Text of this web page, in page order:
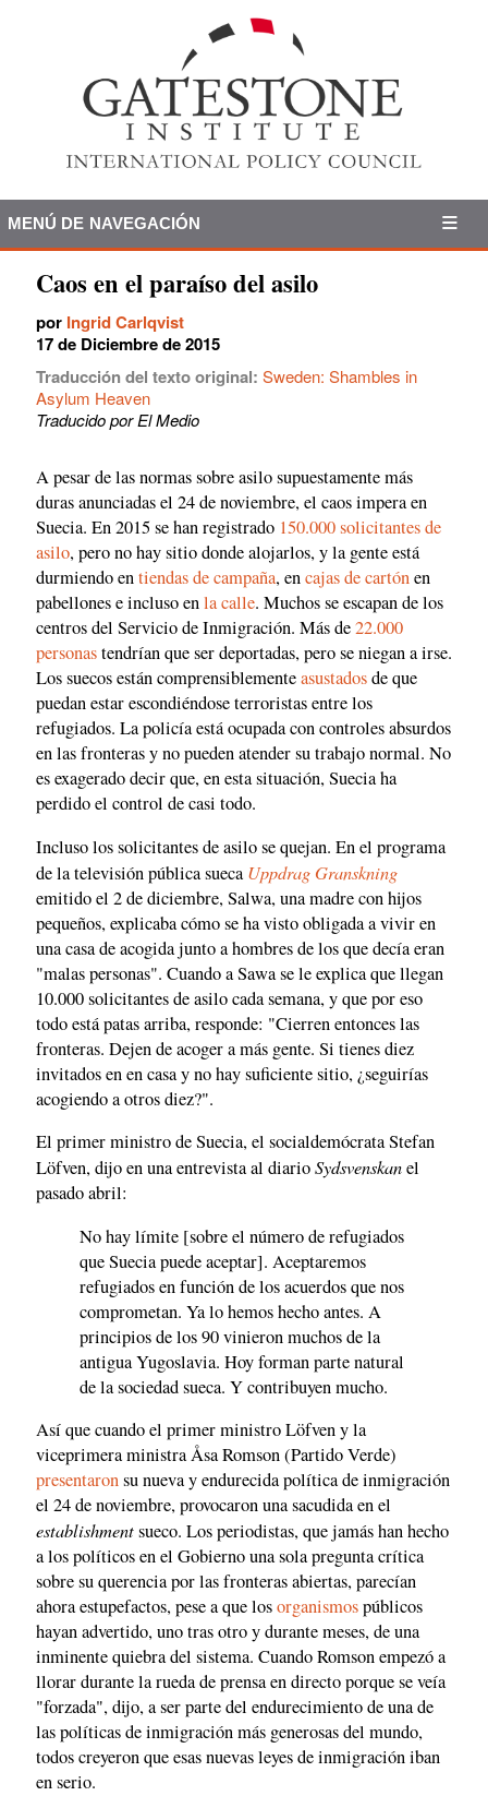
MENÚ DE NAVEGACIÓN
Caos en el paraíso del asilo
por Ingrid Carlqvist
17 de Diciembre de 2015
Traducción del texto original: Sweden: Shambles in
Asylum Heaven
Traducido por El Medio
A pesar de las normas sobre asilo supuestamente más
duras anunciadas el 24 de noviembre, el caos impera en
Suecia. En 2015 se han registrado 150.000 solicitantes de
asilo, pero no hay sitio donde alojarlos, y la gente está
durmiendo entiendas de campaña, encajas de cartónen
pabellones e incluso enla calle. Muchos se escapan de los
centros del Servicio de Inmigración. Más de22.000
personastendrían que ser deportadas, pero se niegan a irse.
Los suecos están comprensiblementeasustadosde que
puedan estar escondiéndose terroristas entre los
refugiados. La policía está ocupada con controles absurdos
en las fronteras y no pueden atender su trabajo normal. No
es exagerado decir que, en esta situación, Suecia ha
perdido el control de casi todo.
Incluso los solicitantes de asilo se quejan. En el programa
de la televisión pública sueca Uppdrag Granskning
emitido el 2 de diciembre, Salwa, una madre con hijos
pequeños, explicaba cómo se ha visto obligada a vivir en
una casa de acogida junto a hombres de los que decía eran
"malas personas". Cuando a Sawa se le explica que llegan
10.000 solicitantes de asilo cada semana, y que por eso
todo está patas arriba, responde: "Cierren entonces las
fronteras. Dejen de acoger a más gente. Si tienes diez
invitados en en casa y no hay suficiente sitio, ¿seguirías
acogiendo a otros diez?".
El primer ministro de Suecia, el socialdemócrata Stefan
Löfven, dijo en una entrevista al diarioSydsvenskanel
pasado abril:
No hay límite [sobre el número de refugiados
que Suecia puede aceptar]. Aceptaremos
refugiados en función de los acuerdos que nos
comprometan. Ya lo hemos hecho antes. A
principios de los 90 vinieron muchos de la
antigua Yugoslavia. Hoy forman parte natural
de la sociedad sueca. Y contribuyen mucho.
Así que cuando el primer ministro Löfven y la
viceprimera ministra Åsa Romson (Partido Verde)
presentaronsu nueva y endurecida política de inmigración
el 24 de noviembre, provocaron una sacudida en el
establishmentsueco. Los periodistas, que jamás han hecho
a los políticos en el Gobierno una sola pregunta crítica
sobre su querencia por las fronteras abiertas, parecían
ahora estupefactos, pese a que losorganismospúblicos
hayan advertido, uno tras otro y durante meses, de una
inminente quiebra del sistema. Cuando Romson empezó a
llorar durante la rueda de prensa en directo porque se veía
"forzada", dijo, a ser parte del endurecimiento de una de
las políticas de inmigración más generosas del mundo,
todos creyeron que esas nuevas leyes de inmigración iban
en serio.